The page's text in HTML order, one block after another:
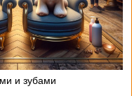
и зубами